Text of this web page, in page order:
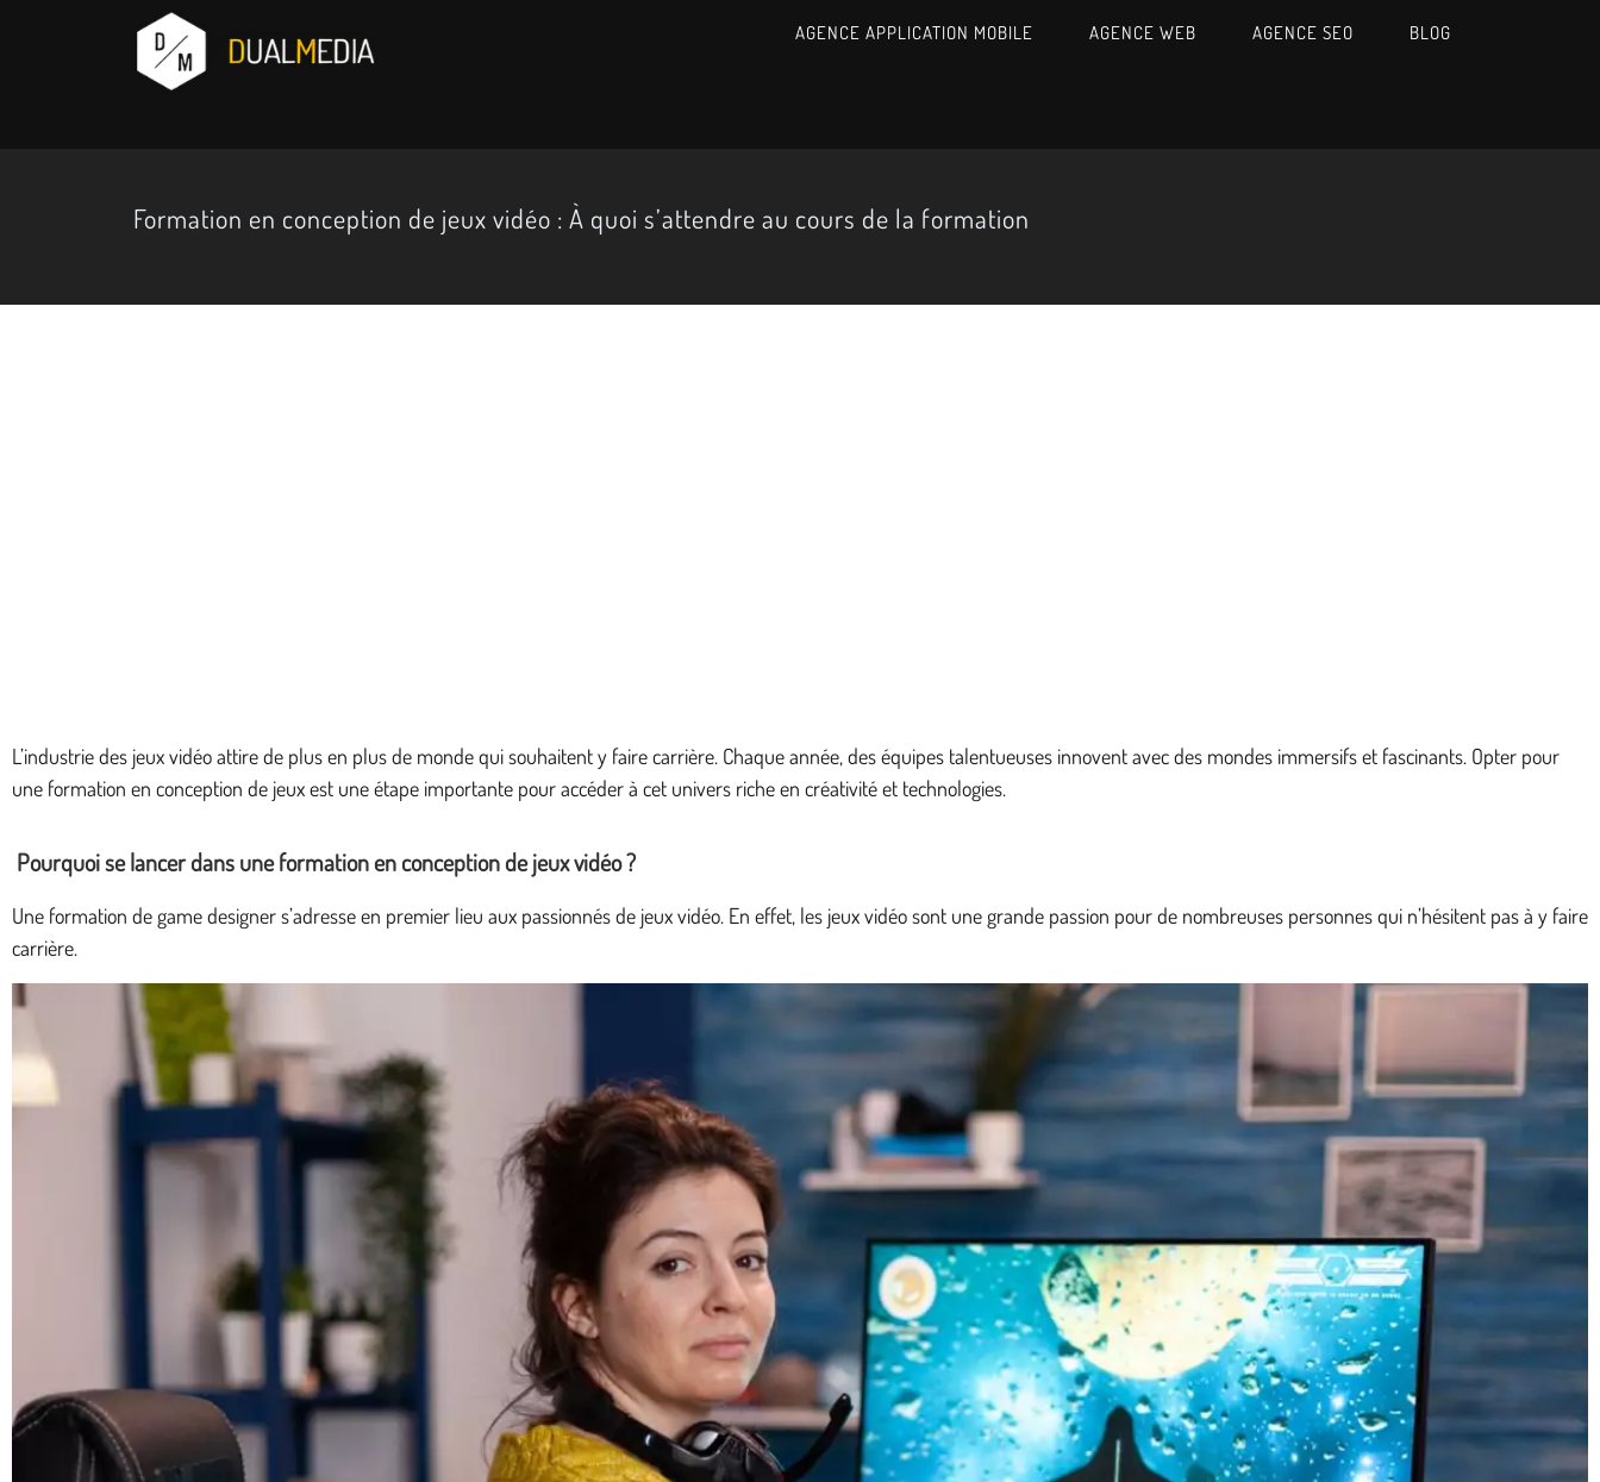
AGENCE APPLICATION MOBILE AGENCE WEB AGENCE SEO BLOG
Formation en conception de jeux vidéo : À quoi s’attendre au cours de la formation
L’industrie des jeux vidéo attire de plus en plus de monde qui souhaitent y faire carrière. Chaque année, des équipes talentueuses innovent avec des mondes immersifs et fascinants. Opter pour
une formation en conception de jeux est une étape importante pour accéder à cet univers riche en créativité et technologies.
Pourquoi se lancer dans une formation en conception de jeux vidéo ?
Une formation de game designer s’adresse en premier lieu aux passionnés de jeux vidéo. En effet, les jeux vidéo sont une grande passion pour de nombreuses personnes qui n’hésitent pas à y faire
carrière.